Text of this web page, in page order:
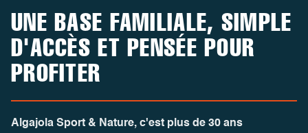
UNE BASE FAMILIALE, SIMPLE
D'ACCÈS ET PENSÉE POUR
PROFITER
Algajola Sport & Nature, c'est plus de 30 ans